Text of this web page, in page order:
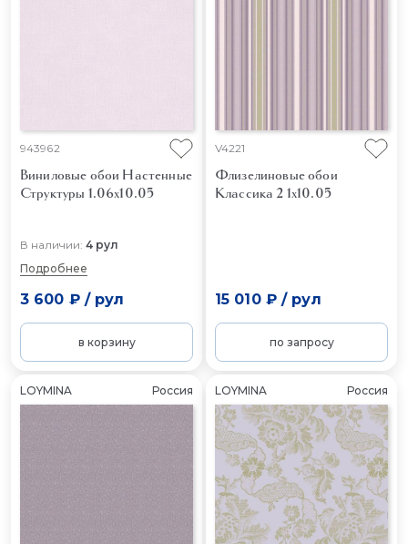
943962
Виниловые обои Настенные
Структуры 1.06x10.05
В наличии: 4 рул
Подробнее
3 600 ₽/ рул
в корзину
V4221
Флизелиновые обои
Классика 2 1x10.05
15 010 ₽/ рул
по запросу
LOYMINA Россия LOYMINA Россия